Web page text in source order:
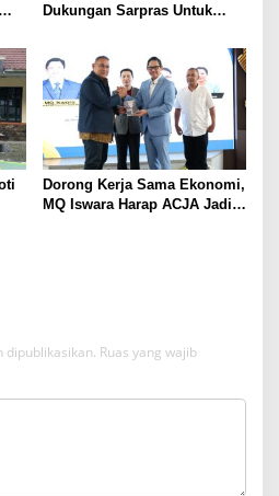
Dukungan Sarpras Untuk
Dorong Kerja Sama Ekonomi,
MQ Iswara Harap ACJA Jadi
dipublikasikan. Ruas yang wajib